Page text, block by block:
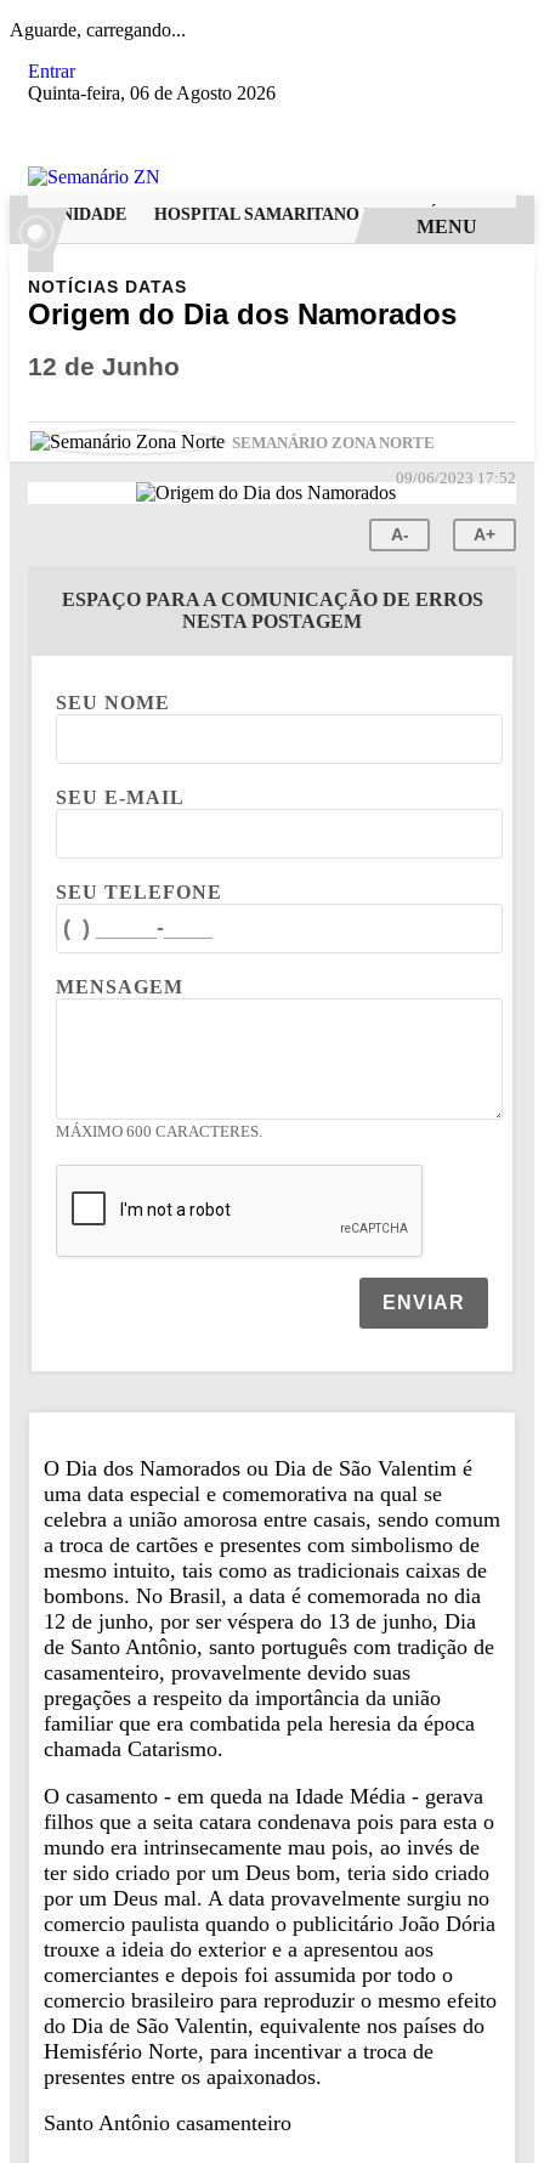
Aguarde, carregando...
Entrar
Quinta-feira, 06 de Agosto 2026
HOSPITAL SAMARITANO HIGIENÓPOLIS
MENU
NOTÍCIAS DATAS
Origem do Dia dos Namorados
12 de Junho
SEMANÁRIO ZONA NORTE
09/06/2023 17:52
A- A+
ESPAÇO PARA A COMUNICAÇÃO DE ERROS
NESTA POSTAGEM
SEU NOME
SEU E-MAIL
SEU TELEFONE
MENSAGEM
MÁXIMO 600 CARACTERES.
ENVIAR
O Dia dos Namorados ou Dia de São Valentim é
uma data especial e comemorativa na qual se
celebra a união amorosa entre casais, sendo comum
a troca de cartões e presentes com simbolismo de
mesmo intuito, tais como as tradicionais caixas de
bombons. No Brasil, a data é comemorada no dia
12 de junho, por ser véspera do 13 de junho, Dia
de Santo Antônio, santo português com tradição de
casamenteiro, provavelmente devido suas
pregações a respeito da importância da união
familiar que era combatida pela heresia da época
chamada Catarismo.
O casamento - em queda na Idade Média - gerava
filhos que a seita catara condenava pois para esta o
mundo era intrinsecamente mau pois, ao invés de
ter sido criado por um Deus bom, teria sido criado
por um Deus mal. A data provavelmente surgiu no
comercio paulista quando o publicitário João Dória
trouxe a ideia do exterior e a apresentou aos
comerciantes e depois foi assumida por todo o
comercio brasileiro para reproduzir o mesmo efeito
do Dia de São Valentin, equivalente nos países do
Hemisfério Norte, para incentivar a troca de
presentes entre os apaixonados.
Santo Antônio casamenteiro